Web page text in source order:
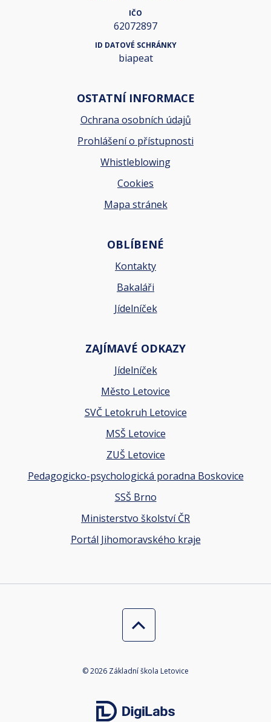
IČO
62072897
ID DATOVÉ SCHRÁNKY
biapeat
OSTATNÍ INFORMACE
Ochrana osobních údajů
Prohlášení o přístupnosti
Whistleblowing
Cookies
Mapa stránek
OBLÍBENÉ
Kontakty
Bakaláři
Jídelníček
ZAJÍMAVÉ ODKAZY
Jídelníček
Město Letovice
SVČ Letokruh Letovice
MSŠ Letovice
ZUŠ Letovice
Pedagogicko-psychologická poradna Boskovice
SSŠ Brno
Ministerstvo školství ČR
Portál Jihomoravského kraje
© 2026 Základní škola Letovice